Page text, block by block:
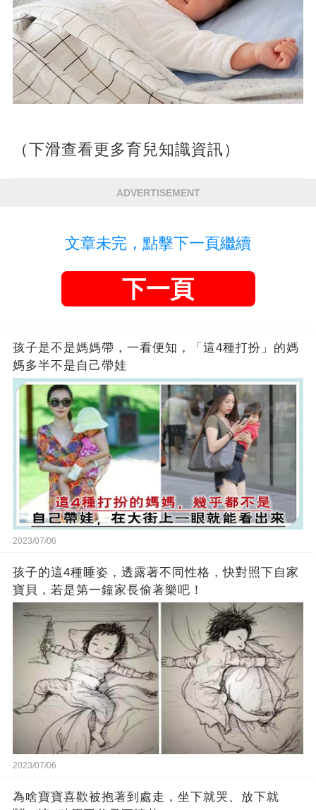
（下滑查看更多育兒知識資訊）
ADVERTISEMENT
文章未完，點擊下一頁繼續
下一頁
孩子是不是媽媽帶，一看便知，「這4種打扮」的媽
媽多半不是自己帶娃
2023/07/06
孩子的這4種睡姿，透露著不同性格，快對照下自家
寶貝，若是第一鐘家長偷著樂吧！
2023/07/06
為啥寶寶喜歡被抱著到處走，坐下就哭、放下就